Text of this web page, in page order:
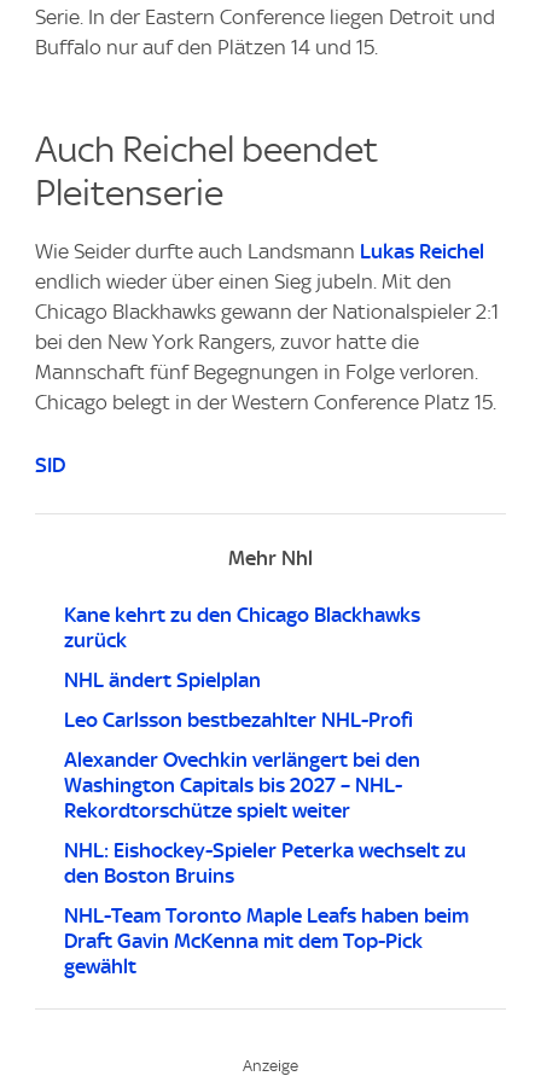
Serie. In der Eastern Conference liegen Detroit und
Buffalo nur auf den Plätzen 14 und 15.
Auch Reichel beendet
Pleitenserie
Wie Seider durfte auch Landsmann Lukas Reichel
endlich wieder über einen Sieg jubeln. Mit den
Chicago Blackhawks gewann der Nationalspieler 2:1
bei den New York Rangers, zuvor hatte die
Mannschaft fünf Begegnungen in Folge verloren.
Chicago belegt in der Western Conference Platz 15.
SID
Mehr Nhl
Kane kehrt zu den Chicago Blackhawks
zurück
NHL ändert Spielplan
Leo Carlsson bestbezahlter NHL-Profi
Alexander Ovechkin verlängert bei den
Washington Capitals bis 2027 – NHL-
Rekordtorschütze spielt weiter
NHL: Eishockey-Spieler Peterka wechselt zu
den Boston Bruins
NHL-Team Toronto Maple Leafs haben beim
Draft Gavin McKenna mit dem Top-Pick
gewählt